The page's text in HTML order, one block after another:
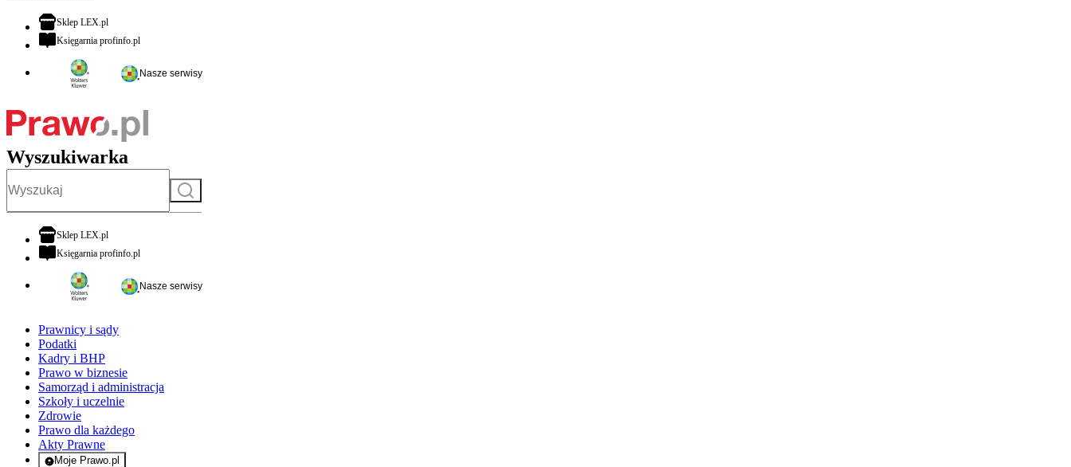
- rejestracja i logowanie do serwisu
Sklep LEX.plotwiera się w nowej karcie
Księgarnia profinfo.plotwiera się w nowej karcie
Nasze serwisy
Wyszukiwarka
Szukaj
Sklep LEX.plotwiera się w nowej karcie
Księgarnia profinfo.plotwiera się w nowej karcie
Nasze serwisy
Prawnicy i sądy
Podatki
Kadry i BHP
Prawo w biznesie
Samorząd i administracja
Szkoły i uczelnie
Zdrowie
Prawo dla każdego
Akty Prawne
Moje Prawo.pl